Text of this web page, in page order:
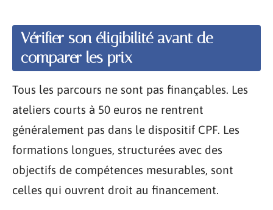
Vérifier son éligibilité avant de
comparer les prix
Tous les parcours ne sont pas finançables. Les
ateliers courts à 50 euros ne rentrent
généralement pas dans le dispositif CPF. Les
formations longues, structurées avec des
objectifs de compétences mesurables, sont
celles qui ouvrent droit au financement.